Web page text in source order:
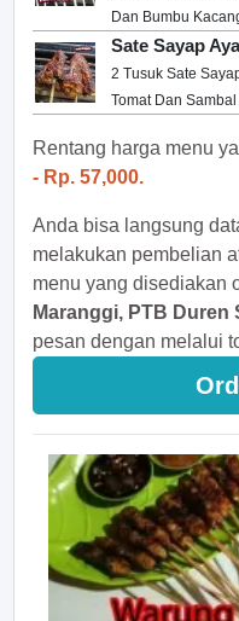
Dan Bumbu
Sate Sayap
2 Tusuk Sate
Tomat Dan
Rentang harga menu
- Rp. 57,000.
Anda bisa langsung
melakukan pembelian
menu yang disediakan
Maranggi, PTB Duren
pesan dengan melalui